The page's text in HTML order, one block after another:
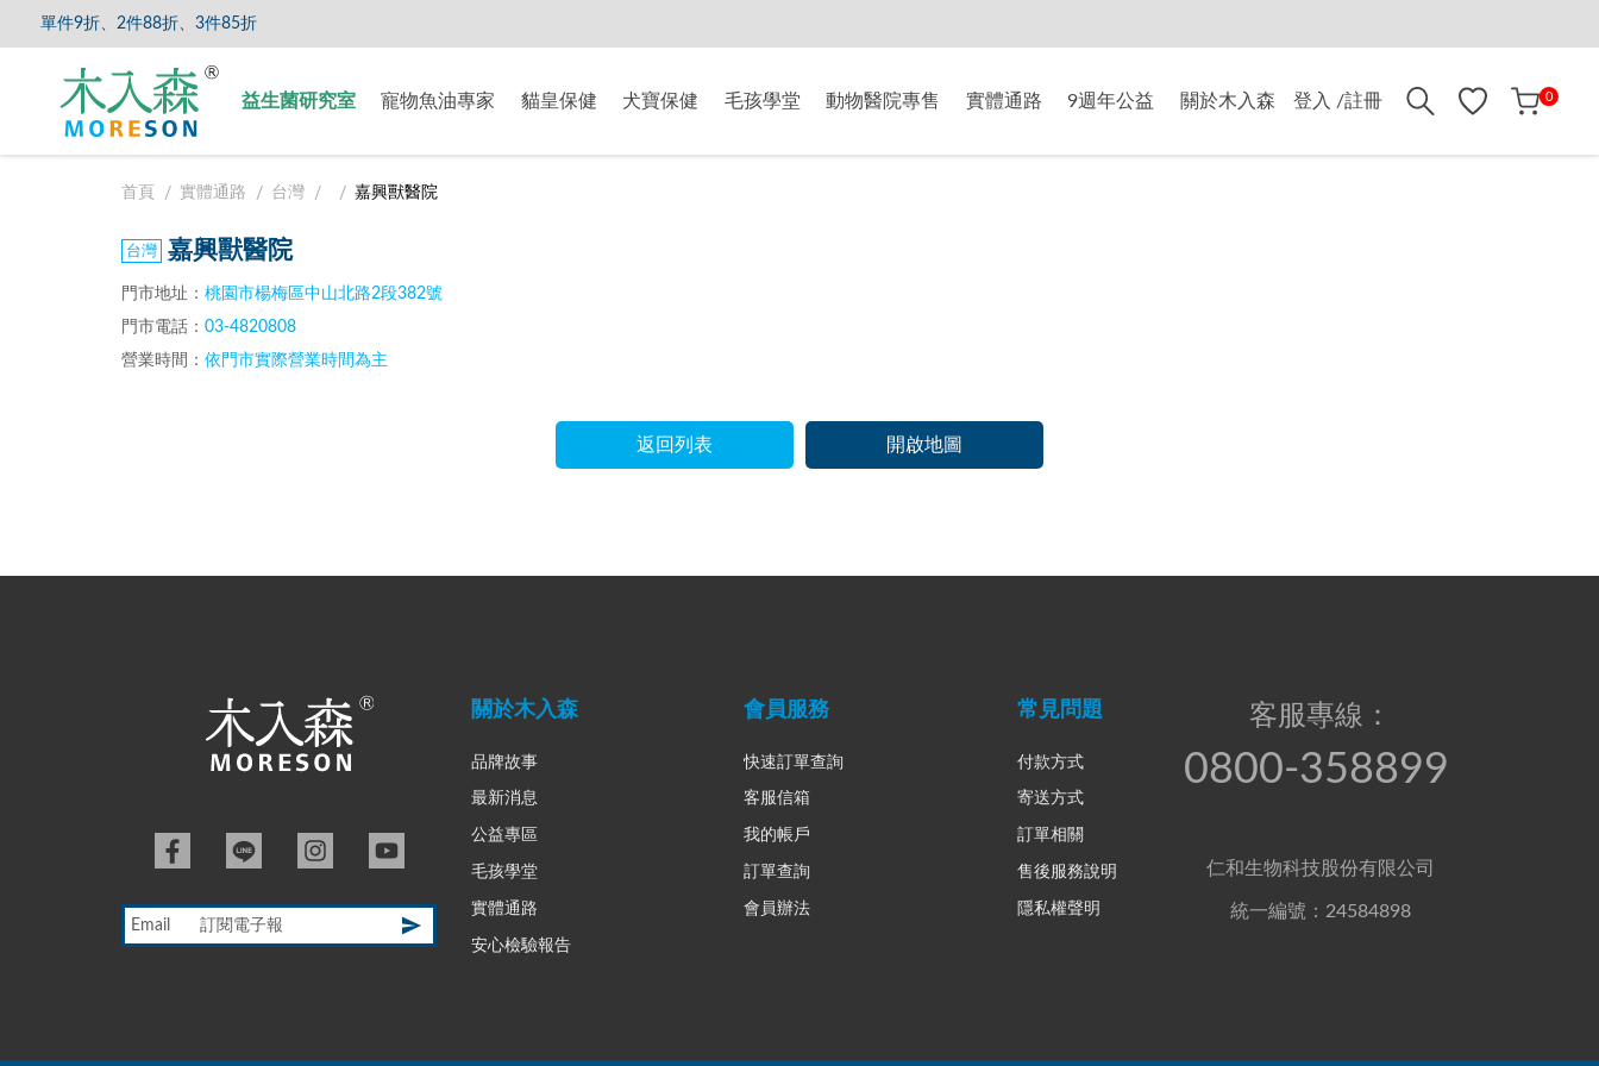
單件9折、2件88折、3件85折
益生菌研究室 寵物魚油專家 貓皇保健 犬寶保健 毛孩學堂 動物醫院專售 實體通路 9週年公益 關於木入森 登入 /註冊 0
首頁 實體通路 台灣 嘉興獸醫院
嘉興獸醫院
門市地址： 桃園市楊梅區中山北路2段382號
門市電話： 03-4820808
營業時間： 依門市實際營業時間為主
返回列表 開啟地圖
客服專線：
0800-358899
仁和生物科技股份有限公司
統一編號：24584898
關於木入森
品牌故事
最新消息
公益專區
毛孩學堂
實體通路
安心檢驗報告
會員服務
快速訂單查詢
客服信箱
我的帳戶
訂單查詢
會員辦法
常見問題
付款方式
寄送方式
訂單相關
售後服務說明
隱私權聲明
Email